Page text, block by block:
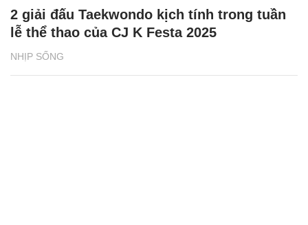
NHỊP SỐNG
2 giải đấu Taekwondo kịch tính trong tuần
lễ thể thao của CJ K Festa 2025